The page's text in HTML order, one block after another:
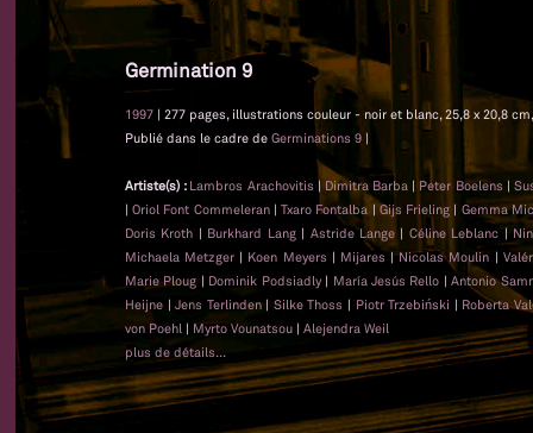
Germination 9
1997 | 277 pages, illustrations couleur - noir et blanc, 25,8 x 20,8
Publié dans le cadre de Germinations 9 |
Artiste(s) : Lambros Arachovitis | Dimitra Barba | Peter Boelens |
|Oriol Font Commeleran|Txaro Fontalba | Gijs Frieling | Gemma
Doris Kroth | Burkhard Lang| Astride Lange| Céline Leblanc|
Michaela Metzger | Koen Meyers | Mijares |Nicolas Moulin |
Marie Ploug | Dominik Podsiadly| María Jesús Rello |Antonio
Heijne |Jens Terlinden| Silke Thoss | Piotr Trzebiński | Roberta
von Poehl | Myrto Vounatsou | Alejendra Weil
plus de détails...